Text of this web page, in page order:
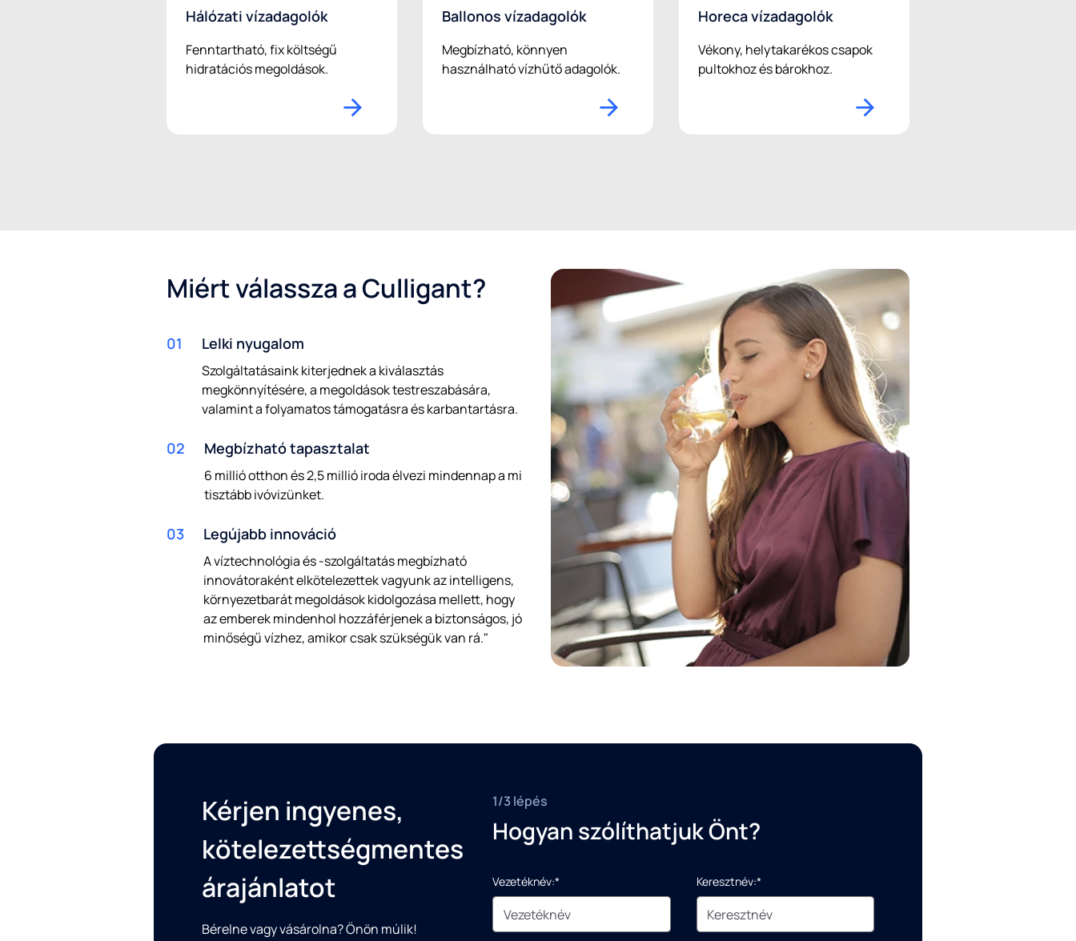
Hálózati vízadagolók
Fenntartható, fix költségű
hidratációs megoldások.
Ballonos vízadagolók
Megbízható, könnyen
használható vízhűtő adagolók.
Horeca vízadagolók
Vékony, helytakarékos csapok
pultokhoz és bárokhoz.
Miért válassza a Culligant?
01 Lelki nyugalom
Szolgáltatásaink kiterjednek a kiválasztás
megkönnyítésére, a megoldások testreszabására,
valamint a folyamatos támogatásra és karbantartásra.
02 Megbízható tapasztalat
6 millió otthon és 2,5 millió iroda élvezi mindennap a mi
tisztább ivóvizünket.
03 Legújabb innováció
A víztechnológia és -szolgáltatás megbízható
innovátoraként elkötelezettek vagyunk az intelligens,
környezetbarát megoldások kidolgozása mellett, hogy
az emberek mindenhol hozzáférjenek a biztonságos, jó
minőségű vízhez, amikor csak szükségük van rá."
Kérjen ingyenes,
kötelezettségmentes
árajánlatot
Bérelne vagy vásárolna? Önön múlik!
1/3 lépés
Hogyan szólíthatjuk Önt?
Vezetéknév:* Keresztnév:*